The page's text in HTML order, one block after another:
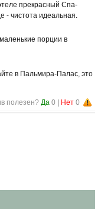
прекрасный Спа-
- чистота идеальная.
порции в
в Пальмира-Палас, это
полезен? Да 0 Нет 0